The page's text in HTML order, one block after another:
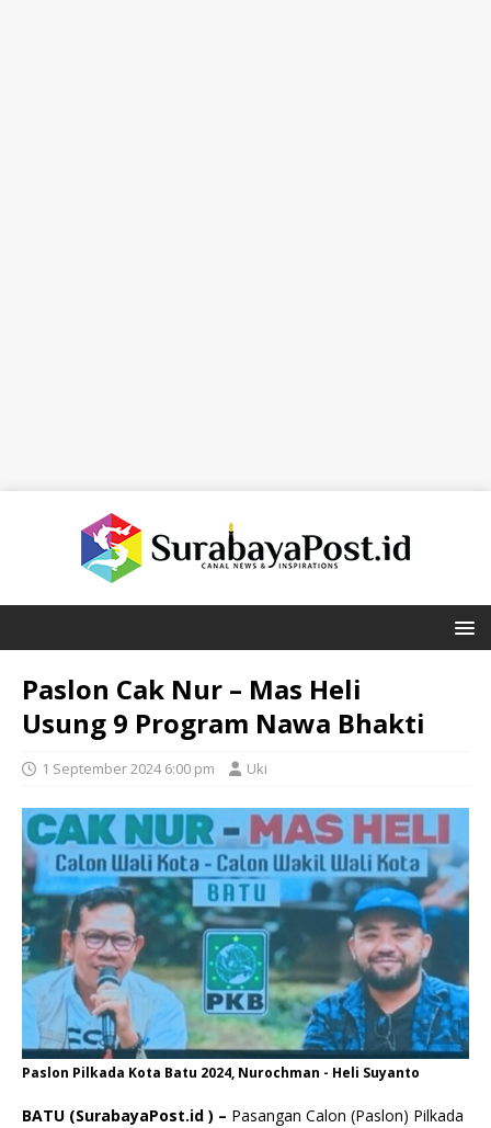
Paslon Cak Nur – Mas Heli
Usung 9 Program Nawa Bhakti
1 September 2024 6:00 pm Uki
Paslon Pilkada Kota Batu 2024, Nurochman - Heli Suyanto
BATU (SurabayaPost.id ) – Pasangan Calon (Paslon) Pilkada